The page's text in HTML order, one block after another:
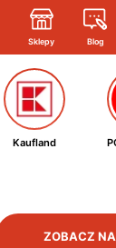
Sklepy Blog
Kaufland
ZOBACZ